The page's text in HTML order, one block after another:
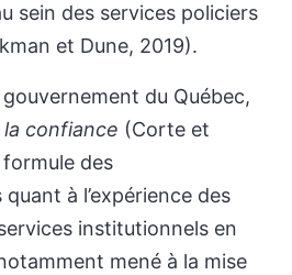
sein des services policiers
et Dune, 2019).
du Québec,
confiance (Corte et
des
à l’expérience des
institutionnels en
mené à la mise